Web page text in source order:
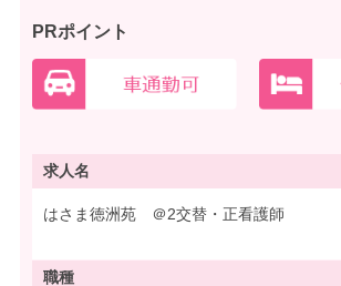
PRポイント
求人名
はさま徳洲苑 ＠2交替・正看護師
職種